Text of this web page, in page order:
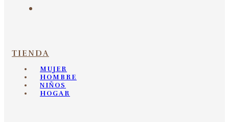
TIENDA
MUJER
HOMBRE
NIÑOS
HOGAR